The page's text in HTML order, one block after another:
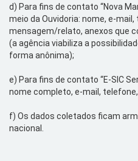
d) Para fins de contato “Nova
meio da Ouvidoria: nome, e-
mensagem/relato, anexos que
(a agência viabiliza a
forma anônima);
e) Para fins de contato “E-SIC
nome completo, e-mail,
f) Os dados coletados ficam
nacional.